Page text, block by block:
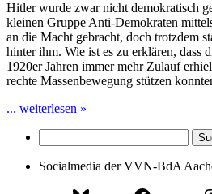
Hitler wurde zwar nicht demokratisch
kleinen Gruppe Anti-Demokraten
an die Macht gebracht, doch trotzdem
hinter ihm. Wie ist es zu erklären, dass
1920er Jahren immer mehr Zulauf
rechte Massenbewegung stützen
... weiterlesen »
Socialmedia der VVN-BdA